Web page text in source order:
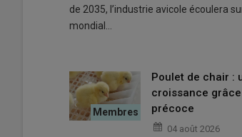
Lever les freins
«Nous progressons d’une semaine
quatre ans (hors bio). Cette évolution
démarrée et hors accident sanitaire
de 2035, l’industrie avicole écoulera
mondial…
Poulet de chair :
croissance
précoce
04 août 2026